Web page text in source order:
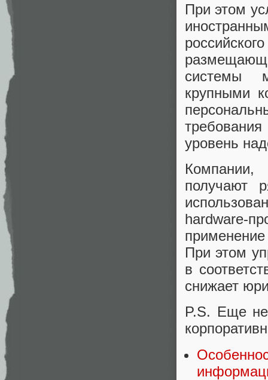
При этом
системы
крупными
уровень
получают
hardware-
При этом
в
снижает
P.S. Еще